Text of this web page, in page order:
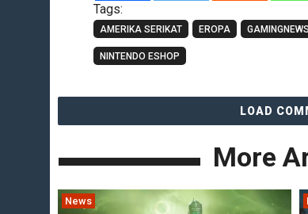
Tags:
AMERIKA SERIKAT EROPA GAMINGNEWS
NINTENDO ESHOP
LOAD
More
News